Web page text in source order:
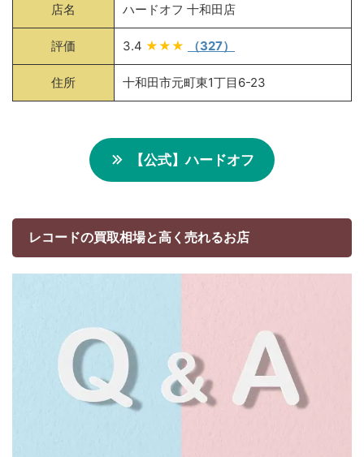
店名 ハードオフ 十和田店
評価 3.4 ★★★ （327）
住所 十和田市元町東1丁目6-23
【公式】ハードオフ
レコードの買取相場と高く売れるお店